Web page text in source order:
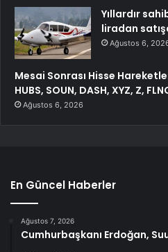
Yıllardır
liradan
Ağustos 6,
Mesai Sonrası Hisse
HUBS, SOUN, DASH, XYZ, Z,
Ağustos 6, 2026
En Güncel Haberler
Ağustos 7, 2026
Cumhurbaşkanı Erdoğan,